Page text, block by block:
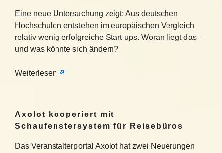
Eine neue Untersuchung zeigt: Aus deutschen
Hochschulen entstehen im europäischen Vergleich
relativ wenig erfolgreiche Start-ups. Woran liegt das –
und was könnte sich ändern?
Weiterlesen
Axolot kooperiert mit
Schaufenstersystem für Reisebüros
Das Veranstalterportal Axolot hat zwei Neuerungen